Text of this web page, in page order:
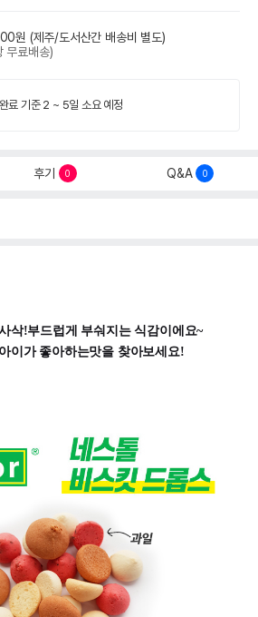
원 (제주/도서산간 배송비 별도)
무료배송)
료 기준 2 ~ 5일 소요 예정
후기 0 Q&A 0
삭!부드럽게 부숴지는 식감이에요~
이가 좋아하는맛을 찾아보세요!